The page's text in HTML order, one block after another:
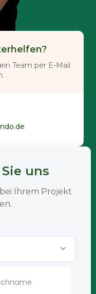
Team per E-Mail
uns
Ihrem Projekt